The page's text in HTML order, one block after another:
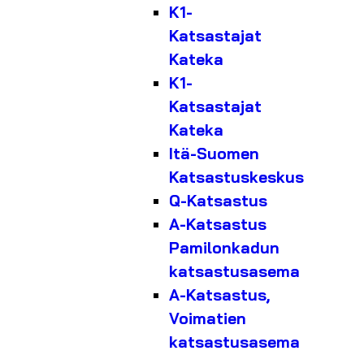
K1-
Katsastajat
Kateka
K1-
Katsastajat
Kateka
Itä-Suomen
Katsastuskeskus
Q-Katsastus
A-Katsastus
Pamilonkadun
katsastusasema
A-Katsastus,
Voimatien
katsastusasema